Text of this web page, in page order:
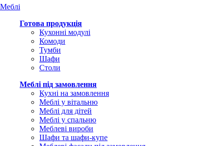
Меблі
Готова продукція
Кухонні модулі
Комоди
Тумби
Шафи
Столи
Меблі під замовлення
Кухні на замовлення
Меблі у вітальню
Меблі для дітей
Меблі у спальню
Меблеві вироби
Шафи та шафи-купе